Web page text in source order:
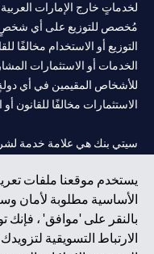
يستخدم موقعنا ملفات
الأساسية مطلوبة لأمان
بالنقر على 'موافق' ، فإنك
الارتباط التسويقية
لخدماتٍ خارج الإمارات العربية
مُخصص للتوزيع على أي شخصٍ
التوزيع أو الاستخدام مخالفًا
الخدمات أو الاستثمارات
للأشخاص المقيمين في أي
الاستثمارات مخالفًا للقانون أو
سيتي بنك إن. إيه.
الإمارات في دبي، و